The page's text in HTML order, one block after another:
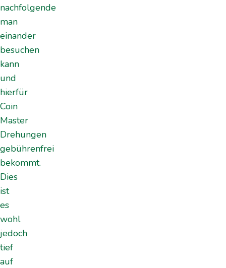
nachfolgende
man
einander
besuchen
kann
und
hierfür
Coin
Master
Drehungen
gebührenfrei
bekommt.
Dies
ist
es
wohl
jedoch
tief
auf